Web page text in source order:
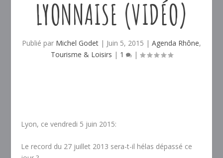
LYONNAISE (VIDÉO)
Publié par Michel Godet | Juin 5, 2015 | Agenda Rhône,
Tourisme & Loisirs | 1 |
Lyon, ce vendredi 5 juin 2015:
Le record du 27 juillet 2013 sera-t-il hélas dépassé ce